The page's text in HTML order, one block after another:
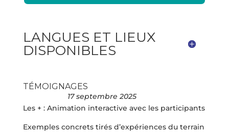
LANGUES ET LIEUX
DISPONIBLES
TÉMOIGNAGES
17 septembre 2025
Les + : Animation interactive avec les participants
Exemples concrets tirés d’expériences du terrain